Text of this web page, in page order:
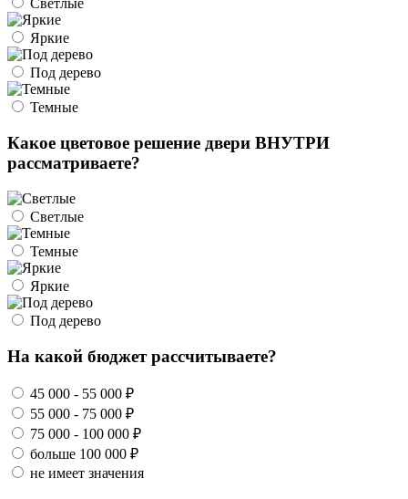
Светлые
Яркие
Под дерево
Темные
Какое цветовое решение двери ВНУТРИ
рассматриваете?
Светлые
Темные
Яркие
Под дерево
На какой бюджет рассчитываете?
45 000 - 55 000 ₽
55 000 - 75 000 ₽
75 000 - 100 000 ₽
больше 100 000 ₽
не имеет значения